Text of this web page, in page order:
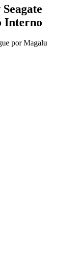
Interno
por Magalu